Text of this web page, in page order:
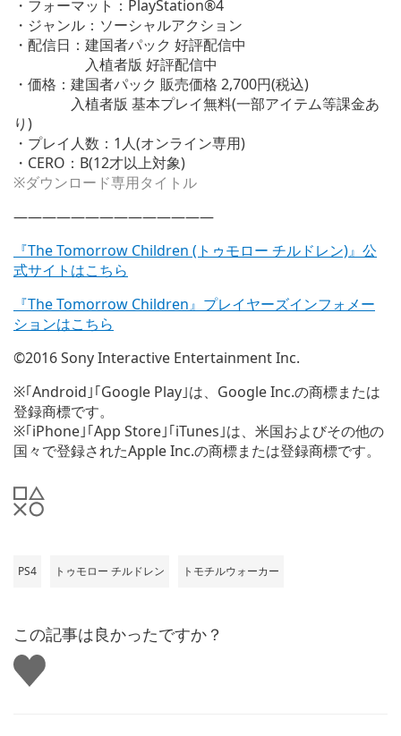
・フォーマット：PlayStation®4
・ジャンル：ソーシャルアクション
・配信日：建国者パック 好評配信中
入植者版 好評配信中
・価格：建国者パック 販売価格 2,700円(税込)
入植者版 基本プレイ無料(一部アイテム等課金あ
り)
・プレイ人数：1人(オンライン専用)
・CERO：B(12才以上対象)
※ダウンロード専用タイトル
——————————————
『The Tomorrow Children (トゥモロー チルドレン)』公
式サイトはこちら
『The Tomorrow Children』プレイヤーズインフォメー
ションはこちら
©2016 Sony Interactive Entertainment Inc.
※｢Android｣｢Google Play｣は、Google Inc.の商標または
登録商標です。
※｢iPhone｣｢App Store｣｢iTunes｣は、米国およびその他の
国々で登録されたApple Inc.の商標または登録商標です。
PS4 トゥモロー チルドレン トモチルウォーカー
この記事は良かったですか？
い
い